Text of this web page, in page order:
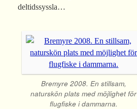
deltidssyssla…
Bremyre 2008. En stillsam,
naturskön plats med möjlighet för
flugfiske i dammarna.